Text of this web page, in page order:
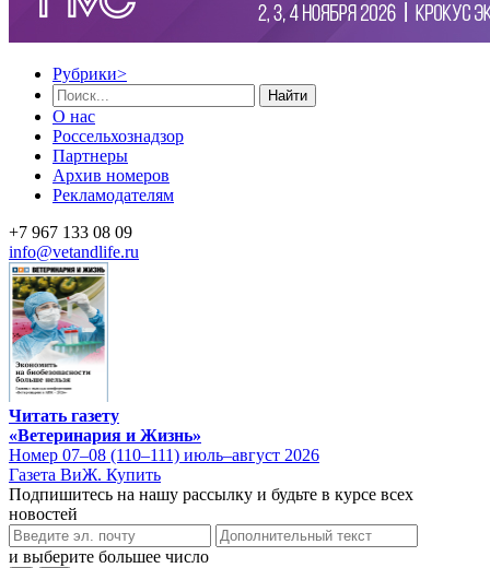
Рубрики>
Найти
О нас
Россельхознадзор
Партнеры
Архив номеров
Рекламодателям
+7 967 133 08 09
info@vetandlife.ru
Читать газету
«Ветеринария и Жизнь»
Номер 07–08 (110–111) июль–август 2026
Газета ВиЖ. Купить
Подпишитесь на нашу рассылку и будьте в курсе всех
новостей
и выберите большее число